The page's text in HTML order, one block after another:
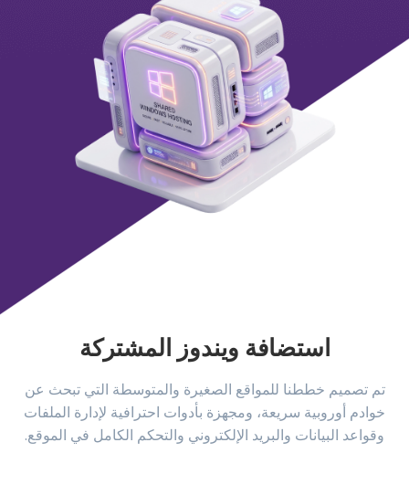
استضافة ويندوز المشتركة
تم تصميم خططنا للمواقع الصغيرة والمتوسطة التي تبحث عن
خوادم أوروبية سريعة، ومجهزة بأدوات احترافية لإدارة الملفات
وقواعد البيانات والبريد الإلكتروني والتحكم الكامل في الموقع.